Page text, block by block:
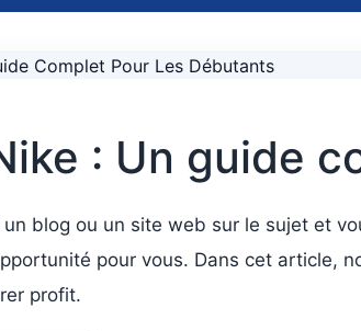
: Un guide
blog ou un site web sur le sujet et
pour vous. Dans cet article,
profit.